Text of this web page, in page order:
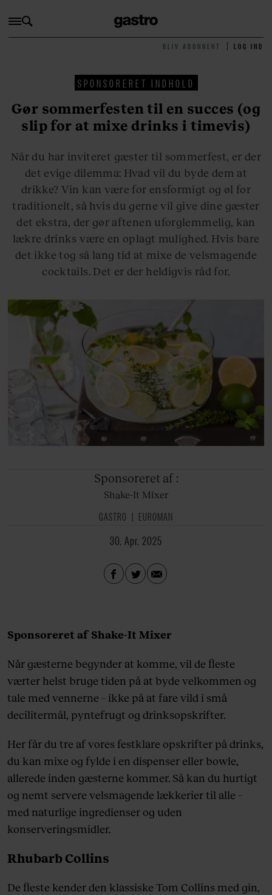
BLIV ABONNENT LOG IND
SPONSORERET INDHOLD
Gør sommerfesten til en succes (og
slip for at mixe drinks i timevis)
Når du har inviteret gæster til sommerfest, er der
det evige dilemma: Hvad vil du byde dem at
drikke? Vin kan være for ensformigt og øl for
traditionelt, så hvis du gerne vil give dine gæster
det ekstra, der gør aftenen uforglemmelig, kan
lækre drinks være en oplagt mulighed. Hvis bare
det ikke tog så lang tid at mixe de velsmagende
cocktails. Det er der heldigvis råd for.
Sponsoreret af :
Shake-It Mixer
GASTRO EUROMAN
30. Apr. 2025
Sponsoreret af Shake-It Mixer
Når gæsterne begynder at komme, vil de fleste
værter helst bruge tiden på at byde velkommen og
tale med vennerne – ikke på at fare vild i små
decilitermål, pyntefrugt og drinksopskrifter.
Her får du tre af vores festklare opskrifter på drinks,
du kan mixe og fylde i en dispenser eller bowle,
allerede inden gæsterne kommer. Så kan du hurtigt
og nemt servere velsmagende lækkerier til alle –
med naturlige ingredienser og uden
konserveringsmidler.
Rhubarb Collins
De fleste kender den klassiske Tom Collins med gin,